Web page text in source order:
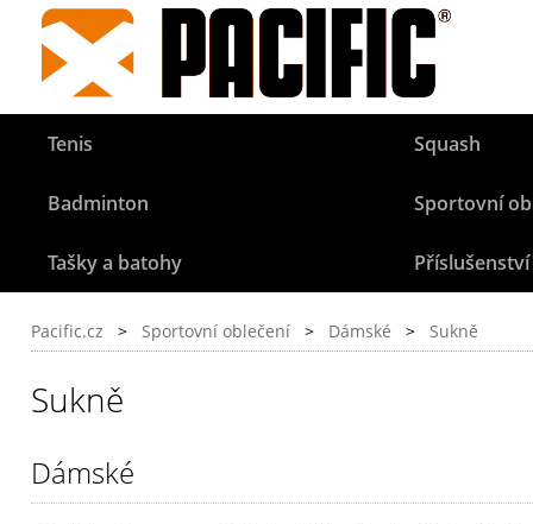
Tenis Squash
Badminton Sportovní
Tašky a batohy Příslušenství
Pacific.cz > Sportovní oblečení > Dámské > Sukně
Sukně
Dámské